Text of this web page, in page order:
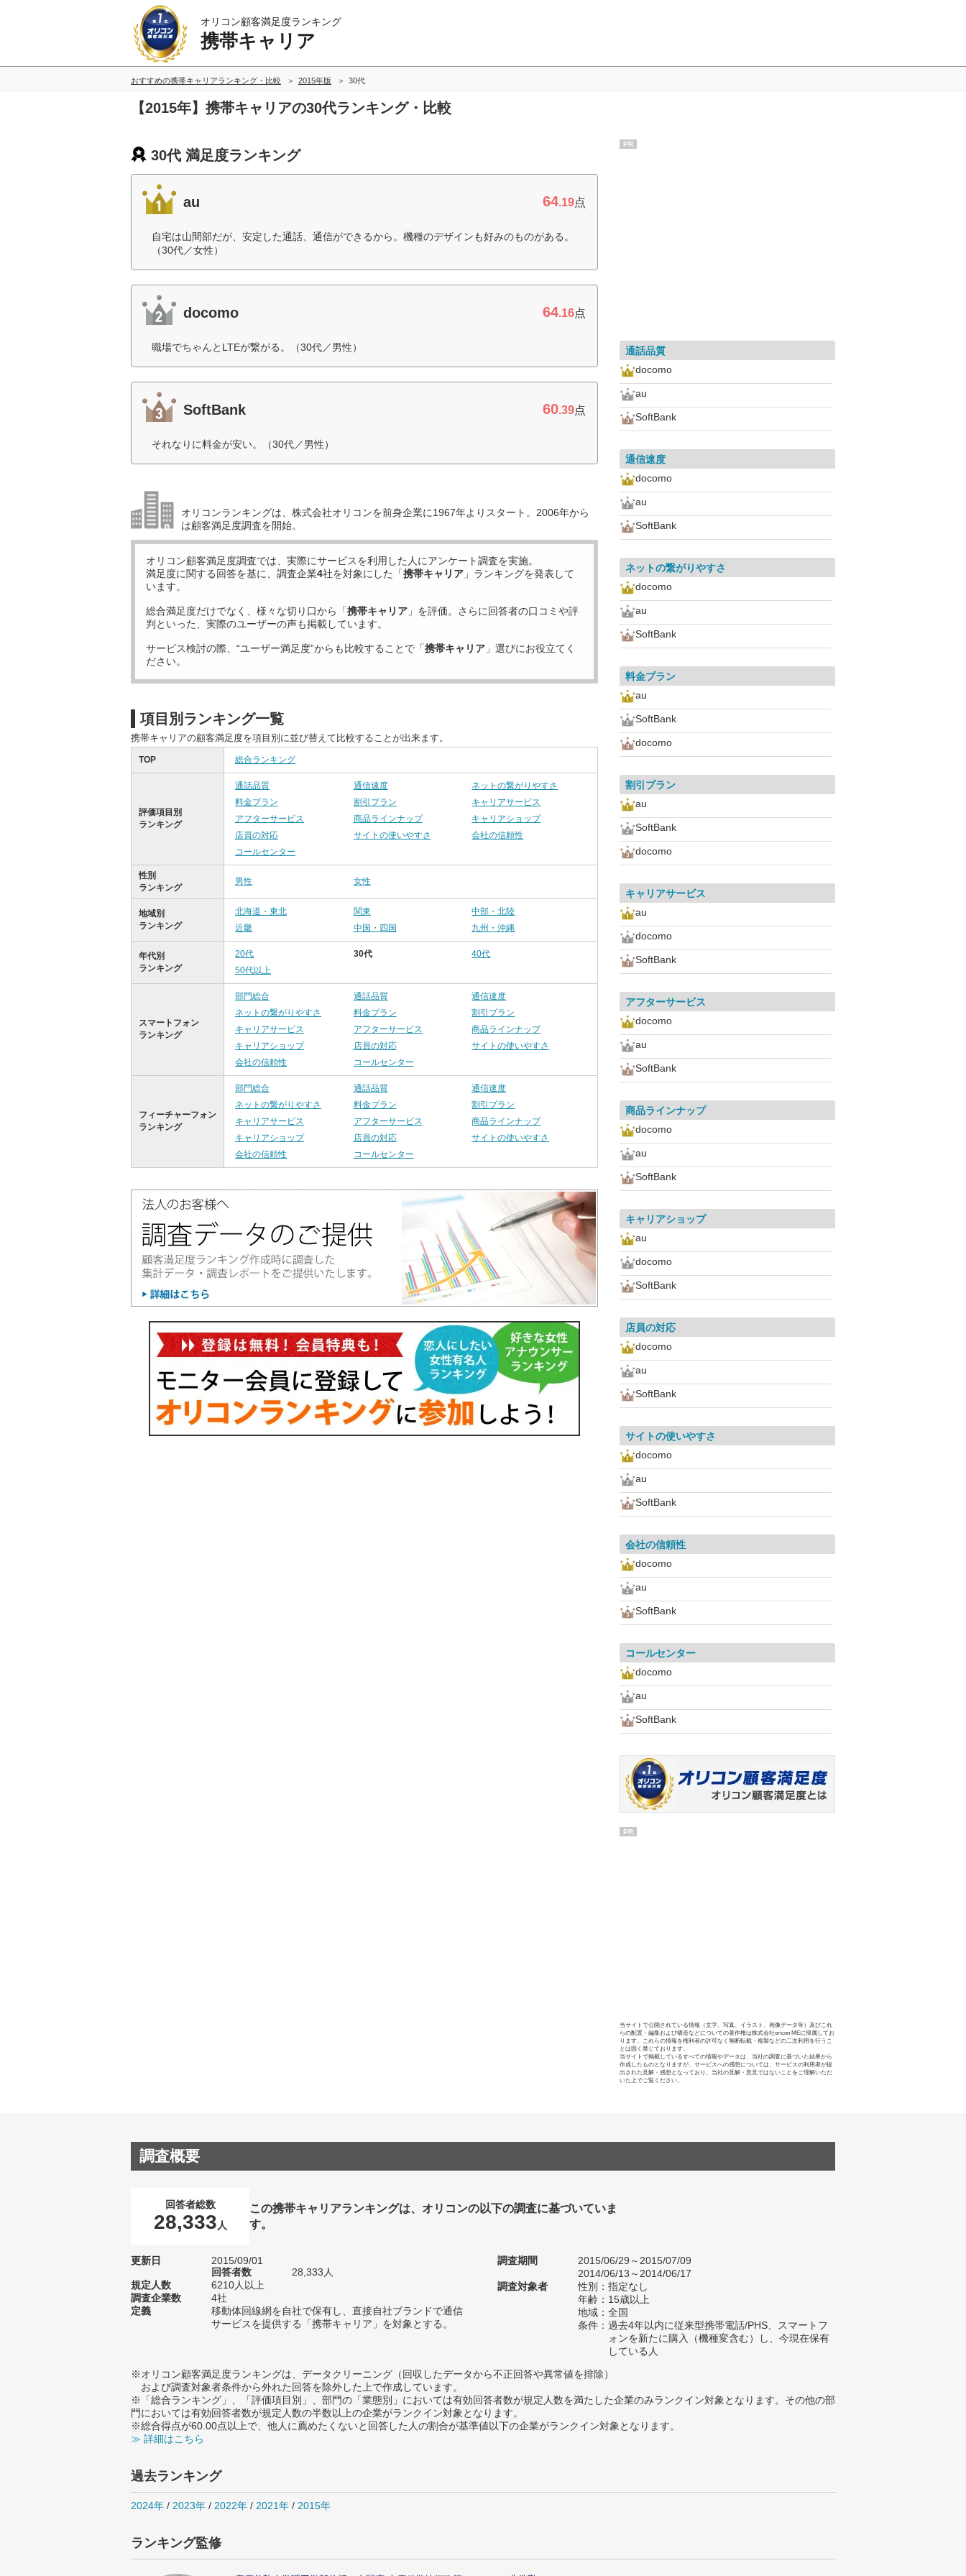
オリコン顧客満足度ランキング
携帯キャリア
おすすめの携帯キャリアランキング・比較 2015年版 30代
【2015年】携帯キャリアの30代ランキング・比較
30代 満足度ランキング
au 64.19点
自宅は山間部だが、安定した通話、通信ができるから。機種のデザインも好みのものがある。
（30代／女性）
docomo 64.16点
職場でちゃんとLTEが繋がる。（30代／男性）
SoftBank 60.39点
それなりに料金が安い。（30代／男性）
オリコンランキングは、株式会社オリコンを前身企業に1967年よりスタート。2006年から
は顧客満足度調査を開始。
オリコン顧客満足度調査では、実際にサービスを利用した 人にアンケート調査を実施。
満足度に関する回答を基に、調査企業4社を対象にした「携帯キャリア 」ランキングを発表して
います。
総合満足度だけでなく、様々な切り口から「携帯キャリア 」を評価。さらに回答者の口コミや評
判といった、実際のユーザーの声も掲載しています。
サービス検討の際、“ユーザー満足度”からも比較することで「携帯キャリア 」選びにお役立てく
ださい。
項目別ランキング一覧
携帯キャリアの顧客満足度を項目別に並び替えて比較することが出来ます。
TOP 総合ランキング
評価項目別
ランキング
通話品質 通信速度
ネットの繋がりやすさ
料金プラン
割引プラン
キャリアサービス
アフターサービス
商品ラインナップ
キャリアショップ
店員の対応
サイトの使いやすさ
会社の信頼性
コールセンター
性別
ランキング
男性 女性
地域別
ランキング
北海道・東北 関東
中部・北陸
近畿
中国・四国 九州・沖縄
年代別
ランキング
20代 30代
40代
50代以上
スマートフォン
ランキング
部門総合 通話品質
通信速度
ネットの繋がりやすさ
料金プラン
割引プラン
キャリアサービス
アフターサービス
商品ラインナップ
キャリアショップ
店員の対応
サイトの使いやすさ
会社の信頼性
コールセンター
フィーチャーフォン
ランキング
部門総合 通話品質
通信速度
ネットの繋がりやすさ
料金プラン
割引プラン
キャリアサービス
アフターサービス
商品ラインナップ
キャリアショップ
店員の対応
サイトの使いやすさ
会社の信頼性
コールセンター
PR
通話品質
docomo
au
SoftBank
通信速度
docomo
au
SoftBank
ネットの繋がりやすさ
docomo
au
SoftBank
料金プラン
au
SoftBank
docomo
割引プラン
au
SoftBank
docomo
キャリアサービス
au
docomo
SoftBank
アフターサービス
docomo
au
SoftBank
商品ラインナップ
docomo
au
SoftBank
キャリアショップ
au
docomo
SoftBank
店員の対応
docomo
au
SoftBank
サイトの使いやすさ
docomo
au
SoftBank
会社の信頼性
docomo
au
SoftBank
コールセンター
docomo
au
SoftBank
PR
当サイトで公開されている情報（文字、写真、イラスト、画像データ等）及びこれ
らの配置・編集および構造などについての著作権は株式会社oricon MEに帰属してお
ります。これらの情報を権利者の許可なく無断転載・複製などの二次利用を行うこ
とは固く禁じております。
当サイトで掲載しているすべての情報やデータは、当社の調査に基づいた結果から
作成したものとなりますが、サービスへの感想については、サービスの利用者が提
出された見解・感想となっており、当社の見解・意見ではないことをご理解いただ
いた上でご覧ください。
調査概要
回答者総数
28,333 人
この携帯キャリアランキングは、オリコンの以下の調査に基づいていま
す。
更新日
2015/09/01
回答者数
28,333人
規定人数
6210人以上
調査企業数
4社
定義
移動体回線網を自社で保有し、直接自社ブランドで通信
サービスを提供する「携帯キャリア」を対象とする。
調査期間
2015/06/29～2015/07/09
2014/06/13～2014/06/17
調査対象者
性別：指定なし
年齢：15歳以上
地域：全国
条件：過去4年以内に従来型携帯電話/PHS、スマートフ
ォンを新たに購入（機種変含む）し、今現在保有
している人
※オリコン顧客満足度ランキングは、データクリーニング（回収したデータから不正回答や異常値を排除）
および調査対象者条件から外れた回答を除外した上で作成しています。
※「総合ランキング」、「評価項目別」、部門の「業態別」においては有効回答者数が規定人数を満たした企業のみランクイン対象となります。その他の部
門においては有効回答者数が規定人数の半数以上の企業がランクイン対象となります。
※総合得点が60.00点以上で、他人に薦めたくないと回答した人の割合が基準値以下の企業がランクイン対象となります。
≫ 詳細はこちら
過去ランキング
2024年 / 2023年 / 2022年 / 2021年 / 2015年
ランキング監修